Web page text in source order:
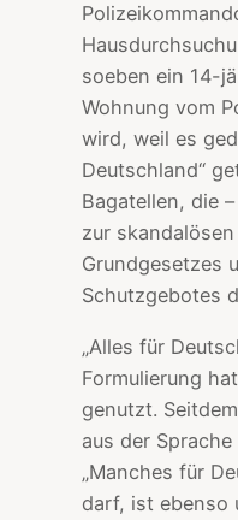
soeben ein 14-
Wohnung vom
wird, weil es
Deutschland“
Bagatellen, die
zur
Grundgesetzes
Schutzgebotes
„Alles für
Formulierung
genutzt.
aus der
„Manches für
darf, ist ebenso